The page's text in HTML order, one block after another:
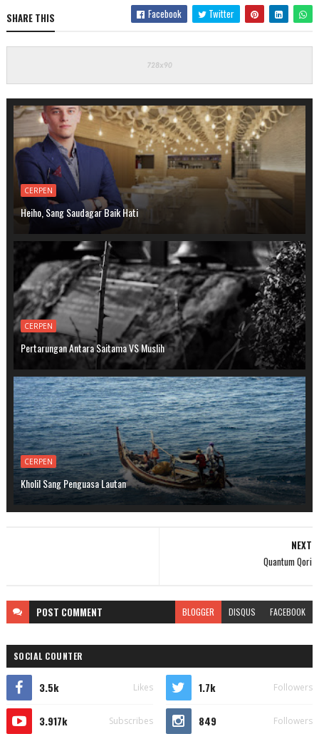
SHARE THIS Facebook Twitter
CERPEN
Heiho, Sang Saudagar Baik Hati
CERPEN
Pertarungan Antara Saitama VS Muslih
CERPEN
Kholil Sang Penguasa Lautan
NEXT
Quantum Qori
POST COMMENT BLOGGER DISQUS FACEBOOK
SOCIAL COUNTER
3.5k Likes 1.7k Followers
3.917k Subscribes 849 Followers